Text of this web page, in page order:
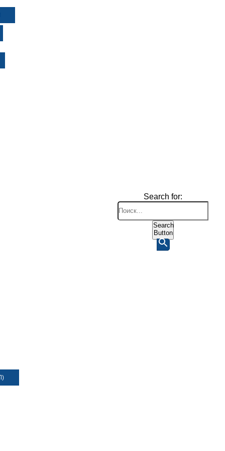
Search for:
Search
Button